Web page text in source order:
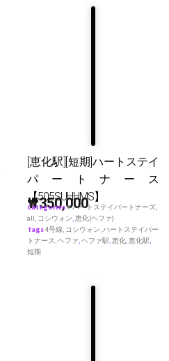
[恵化駅][短期]ハートステイ
パートナース
【505SUHHMS】
₩350,000
Categories♥ ハートステイパートナーズ,
all, コシウォン,恵化(ヘファ)
Tags4号線, コシウォン,ハートステイパー
トナース,ヘファ,ヘファ駅,恵化,恵化駅,
短期